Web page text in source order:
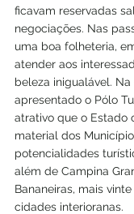
ficavam reservadas
negociações. Nas
uma boa folheteria,
atender aos
beleza inigualável. Na
apresentado o Pólo
atrativo que o Estado
material dos
potencialidades
além de Campina
Bananeiras, mais
cidades interioranas.